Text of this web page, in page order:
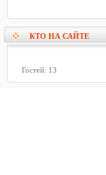
КТО НА САЙТЕ
Гостей: 13